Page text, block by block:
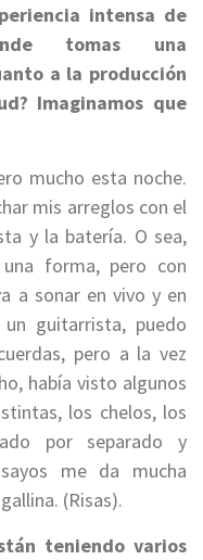
intensa de
tomas una
a la producción
Imaginamos que
mucho esta noche.
mis arreglos con el
y la batería. O sea,
forma, pero con
a sonar en vivo y en
guitarrista, puedo
pero a la vez
había visto algunos
los chelos, los
por separado y
me da mucha
(Risas).
teniendo varios